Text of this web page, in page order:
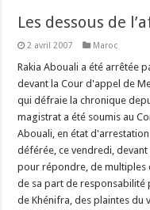
Les dessous de
2 avril 2007 Maroc
Rakia Abouali a été arrêtée
devant la Cour d'appel de
qui défraie la chronique
magistrat a été soumis au
Abouali, en état
déférée, ce vendredi,
pour répondre, de multiples
de sa part de responsabilité
de Khénifra, des plaintes du